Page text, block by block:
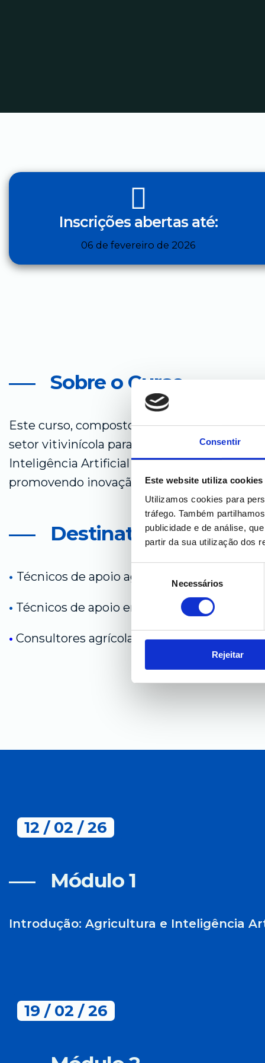
Consentir
Este website utiliza cookies
Utilizamos cookies para
tráfego. Também
publicidade e de análise,
partir da sua utilização dos
e
e
ã
e
Necessários
Rejeitar
Inscrições abertas até:
06 de fevereiro de 2026
Sobre o Curso
Este curso, composto por 5 módulos, visa
setor vitivinícola para identificar, apoiar e
Inteligência Artificial (IA) e digitalização
promovendo inovação, eficiência e
Destinatários
• Técnicos de apoio agrícola;
• Técnicos de apoio enológico;
• Consultores agrícolas ou enológicos.
12 / 02 / 26
Módulo 1​
Introdução: Agricultura e Inteligência
19 / 02 / 26